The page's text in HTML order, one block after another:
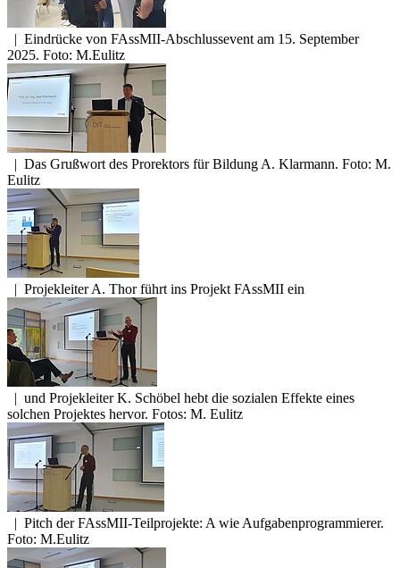
| Eindrücke von FAssMII-Abschlussevent am 15. September
2025. Foto: M.Eulitz
| Das Grußwort des Prorektors für Bildung A. Klarmann. Foto: M.
Eulitz
| Projekleiter A. Thor führt ins Projekt FAssMII ein
| und Projekleiter K. Schöbel hebt die sozialen Effekte eines
solchen Projektes hervor. Fotos: M. Eulitz
| Pitch der FAssMII-Teilprojekte: A wie Aufgabenprogrammierer.
Foto: M.Eulitz